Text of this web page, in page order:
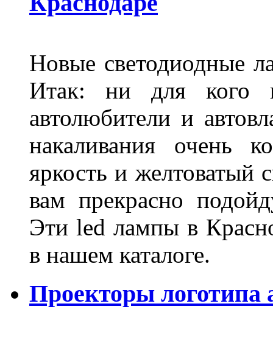
Новые светодиодные
Итак: ни для кого
автолюбители и
накаливания очень
яркость и желтоватый
вам прекрасно
Эти led лампы в
в нашем каталоге.
Проекторы логотипа